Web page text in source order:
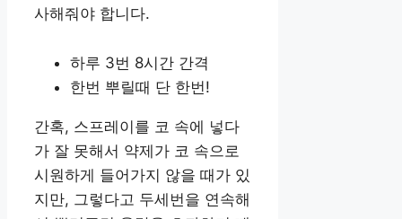
사해줘야 합니다.
하루 3번 8시간 간격
한번 뿌릴때 단 한번!
간혹, 스프레이를 코 속에 넣다
가 잘 못해서 약제가 코 속으로
시원하게 들어가지 않을 때가 있
지만, 그렇다고 두세번을 연속해